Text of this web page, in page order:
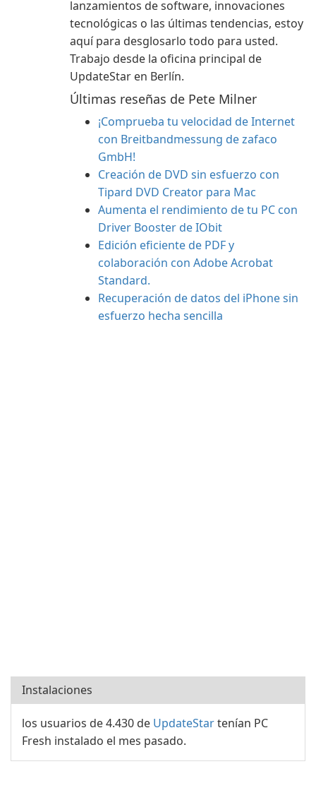
lanzamientos de software, innovaciones
tecnológicas o las últimas tendencias, estoy
aquí para desglosarlo todo para usted.
Trabajo desde la oficina principal de
UpdateStar en Berlín.
Últimas reseñas de Pete Milner
¡Comprueba tu velocidad de Internet
con Breitbandmessung de zafaco
GmbH!
Creación de DVD sin esfuerzo con
Tipard DVD Creator para Mac
Aumenta el rendimiento de tu PC con
Driver Booster de IObit
Edición eficiente de PDF y
colaboración con Adobe Acrobat
Standard.
Recuperación de datos del iPhone sin
esfuerzo hecha sencilla
Instalaciones
los usuarios de 4.430 de UpdateStartenían PC
Fresh instalado el mes pasado.